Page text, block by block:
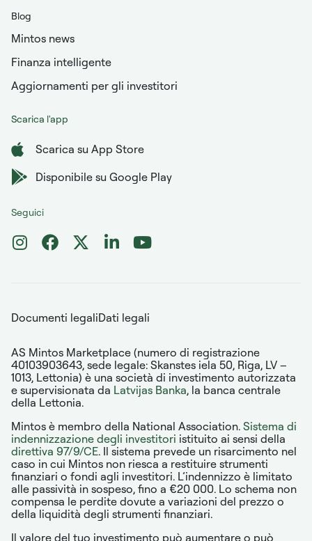
Blog
Mintos news
Finanza intelligente
Aggiornamenti per gli investitori
Scarica l'app
Scarica su App Store
Disponibile su Google Play
Seguici
Documenti legaliDati legali
AS Mintos Marketplace (numero di registrazione
40103903643, sede legale: Skanstes iela 50, Riga, LV –
1013, Lettonia) è una società di investimento autorizzata
e supervisionata da Latvijas Banka, la banca centrale
della Lettonia.
Mintos è membro della National Association. Sistema di
indennizzazione degli investitori istituito ai sensi della
direttiva 97/9/CE. Il sistema prevede un risarcimento nel
caso in cui Mintos non riesca a restituire strumenti
finanziari o fondi agli investitori. L’indennizzo è limitato
alle passività in sospeso, fino a €20 000. Lo schema non
compensa le perdite dovute a variazioni del prezzo o
della liquidità degli strumenti finanziari.
Il valore del tuo investimento può aumentare o può